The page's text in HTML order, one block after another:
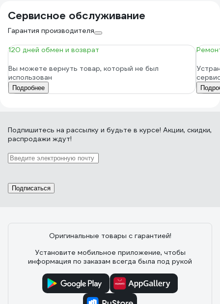
Сервисное обслуживание
Гарантия производителя
120 дней обмен и возврат
Вы можете вернуть товар, который не был
использован
Подробнее
Подпишитесь на рассылку и будьте в курсе! Акции, скидки,
распродажи ждут!
Подписаться
Оригинальные товары с гарантией!
Установите мобильное приложение, чтобы
информация по заказам всегда была под рукой